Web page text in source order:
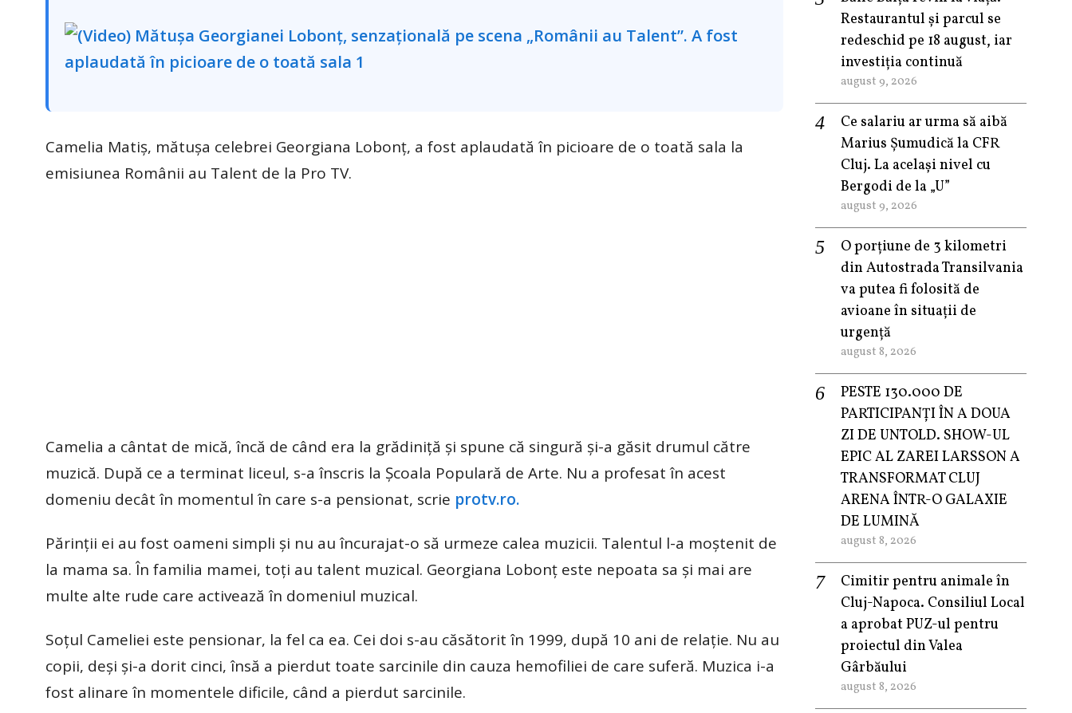
Camelia Matiș, mătușa celebrei Georgiana Lobonț, a fost aplaudată în picioare de o toată sala la
emisiunea Românii au Talent de la Pro TV.
Camelia a cântat de mică, încă de când era la grădiniță și spune că singură și-a găsit drumul către
muzică. După ce a terminat liceul, s-a înscris la Școala Populară de Arte. Nu a profesat în acest
domeniu decât în momentul în care s-a pensionat, scrie protv.ro.
​Părinții ei au fost oameni simpli și nu au încurajat-o să urmeze calea muzicii. Talentul l-a moștenit de
la mama sa. În familia mamei, toți au talent muzical. Georgiana Lobonț este nepoata sa și mai are
multe alte rude care activează în domeniul muzical.
Soțul Cameliei este pensionar, la fel ca ea. Cei doi s-au căsătorit în 1999, după 10 ani de relație. Nu au
copii, deși și-a dorit cinci, însă a pierdut toate sarcinile din cauza hemofiliei de care suferă. Muzica i-a
fost alinare în momentele dificile, când a pierdut sarcinile.
Restaurantul și parcul se
redeschid pe 18 august, iar
investiția continuă
august 9, 2026
Ce salariu ar urma să aibă
Marius Șumudică la CFR
Cluj. La același nivel cu
Bergodi de la „U”
august 9, 2026
O porțiune de 3 kilometri
din Autostrada Transilvania
va putea fi folosită de
avioane în situații de
urgență
august 8, 2026
PESTE 130.000 DE
PARTICIPANȚI ÎN A DOUA
ZI DE UNTOLD. SHOW-UL
EPIC AL ZAREI LARSSON A
TRANSFORMAT CLUJ
ARENA ÎNTR-O GALAXIE
DE LUMINĂ
august 8, 2026
Cimitir pentru animale în
Cluj-Napoca. Consiliul Local
a aprobat PUZ-ul pentru
proiectul din Valea
Gârbăului
august 8, 2026